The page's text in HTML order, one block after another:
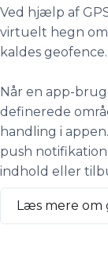
Ved hjælp af
virtuelt hegn
kaldes geofence.
Når en app-
definerede
handling i
push
indhold eller
Læs mere om